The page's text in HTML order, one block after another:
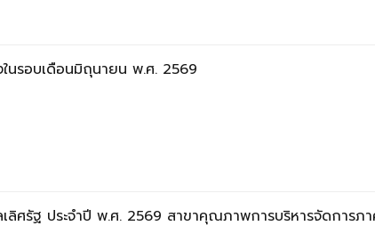
นรอบเดือนมิถุนายน พ.ศ. 2569
ลิศรัฐ ประจำปี พ.ศ. 2569 สาขาคุณภาพการบริหารจัดการ